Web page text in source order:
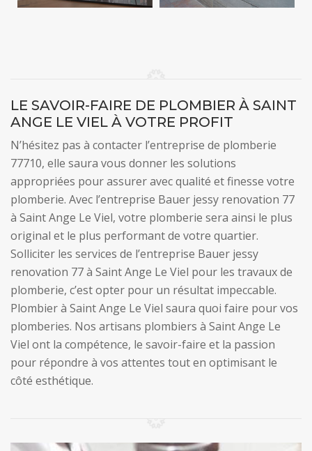
LE SAVOIR-FAIRE DE PLOMBIER À SAINT
ANGE LE VIEL À VOTRE PROFIT
N’hésitez pas à contacter l’entreprise de plomberie
77710, elle saura vous donner les solutions
appropriées pour assurer avec qualité et finesse votre
plomberie. Avec l’entreprise Bauer jessy renovation 77
à Saint Ange Le Viel, votre plomberie sera ainsi le plus
original et le plus performant de votre quartier.
Solliciter les services de l’entreprise Bauer jessy
renovation 77 à Saint Ange Le Viel pour les travaux de
plomberie, c’est opter pour un résultat impeccable.
Plombier à Saint Ange Le Viel saura quoi faire pour vos
plomberies. Nos artisans plombiers à Saint Ange Le
Viel ont la compétence, le savoir-faire et la passion
pour répondre à vos attentes tout en optimisant le
côté esthétique.